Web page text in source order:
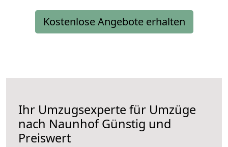
Kostenlose Angebote erhalten
Ihr Umzugsexperte für Umzüge
nach NaunhofGünstig und
Preiswert